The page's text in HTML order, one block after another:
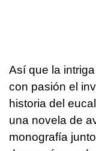
Así que la
con pasión el
historia del
una novela de
monografía